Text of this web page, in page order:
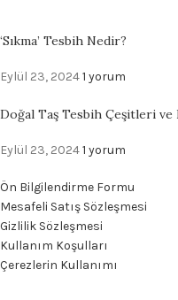
‘Sıkma’ Tesbih Nedir?
Eylül 23, 20241 yorum
Doğal Taş Tesbih Çeşitleri ve
Eylül 23, 20241 yorum
Ön Bilgilendirme Formu
Mesafeli Satış Sözleşmesi
Gizlilik Sözleşmesi
Kullanım Koşulları
Çerezlerin Kullanımı